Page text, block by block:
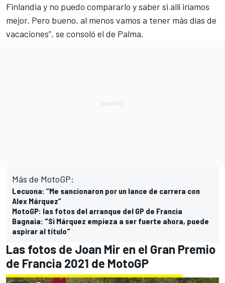
Finlandia y no puedo compararlo y saber si allí iríamos
mejor. Pero bueno, al menos vamos a tener más días de
vacaciones”, se consoló el de Palma.
Más de MotoGP:
Lecuona: “Me sancionaron por un lance de carrera con
Alex Márquez”
MotoGP: las fotos del arranque del GP de Francia
Bagnaia: "Si Márquez empieza a ser fuerte ahora, puede
aspirar al título"
Las fotos de Joan Mir en el Gran Premio
de Francia 2021 de MotoGP